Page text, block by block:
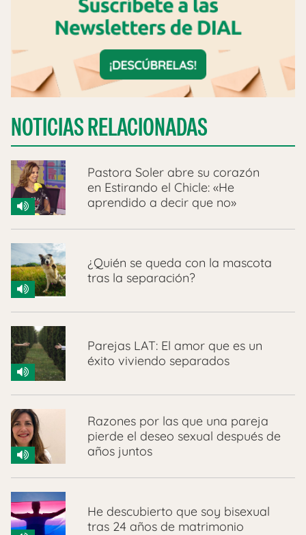
NOTICIAS RELACIONADAS
Pastora Soler abre su corazón
en Estirando el Chicle: «He
aprendido a decir que no»
¿Quién se queda con la mascota
tras la separación?
Parejas LAT: El amor que es un
éxito viviendo separados
Razones por las que una pareja
pierde el deseo sexual después de
años juntos
He descubierto que soy bisexual
tras 24 años de matrimonio